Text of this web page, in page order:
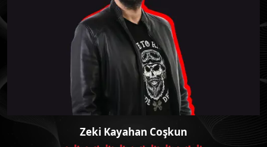
Zeki Kayahan Coşkun